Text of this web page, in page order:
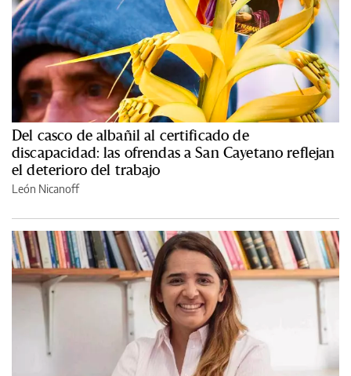
Del casco de albañil al certificado de
discapacidad: las ofrendas a San Cayetano reflejan
el deterioro del trabajo
León Nicanoff